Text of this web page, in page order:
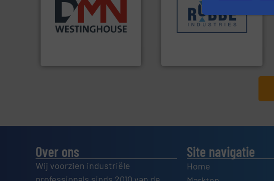
plastic-, (petro) chemische,
farmaceutische,
mineralen-, energie en
biomassa industrieën.
verpakking- en
transportprocessen die
klanten in verschillende
Over ons
Wij voorzien industriële
Site navigatie
Home